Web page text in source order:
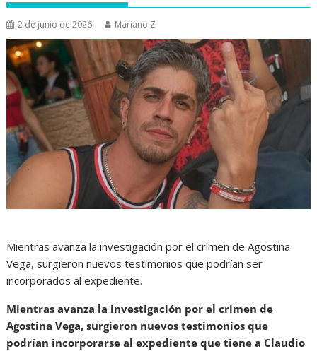
2 de junio de 2026 Mariano Z
Mientras avanza la investigación por el crimen de Agostina
Vega, surgieron nuevos testimonios que podrían ser
incorporados al expediente.
Mientras avanza la investigación por el crimen de
Agostina Vega, surgieron nuevos testimonios que
podrían incorporarse al expediente que tiene a Claudio